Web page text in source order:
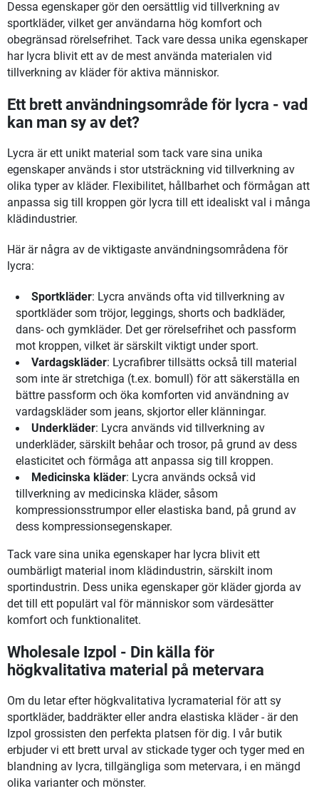
Dessa egenskaper gör den oersättlig vid tillverkning av
sportkläder, vilket ger användarna hög komfort och
obegränsad rörelsefrihet. Tack vare dessa unika egenskaper
har lycra blivit ett av de mest använda materialen vid
tillverkning av kläder för aktiva människor.
Ett brett användningsområde för lycra - vad
kan man sy av det?
Lycra är ett unikt material som tack vare sina unika
egenskaper används i stor utsträckning vid tillverkning av
olika typer av kläder. Flexibilitet, hållbarhet och förmågan att
anpassa sig till kroppen gör lycra till ett idealiskt val i många
klädindustrier.
Här är några av de viktigaste användningsområdena för
lycra:
Sportkläder: Lycra används ofta vid tillverkning av
sportkläder som tröjor, leggings, shorts och badkläder,
dans- och gymkläder. Det ger rörelsefrihet och passform
mot kroppen, vilket är särskilt viktigt under sport.
Vardagskläder: Lycrafibrer tillsätts också till material
som inte är stretchiga (t.ex. bomull) för att säkerställa en
bättre passform och öka komforten vid användning av
vardagskläder som jeans, skjortor eller klänningar.
Underkläder: Lycra används vid tillverkning av
underkläder, särskilt behåar och trosor, på grund av dess
elasticitet och förmåga att anpassa sig till kroppen.
Medicinska kläder: Lycra används också vid
tillverkning av medicinska kläder, såsom
kompressionsstrumpor eller elastiska band, på grund av
dess kompressionsegenskaper.
Tack vare sina unika egenskaper har lycra blivit ett
oumbärligt material inom klädindustrin, särskilt inom
sportindustrin. Dess unika egenskaper gör kläder gjorda av
det till ett populärt val för människor som värdesätter
komfort och funktionalitet.
Wholesale Izpol - Din källa för
högkvalitativa material på metervara
Om du letar efter högkvalitativa lycramaterial för att sy
sportkläder, baddräkter eller andra elastiska kläder - är den
Izpol grossisten den perfekta platsen för dig. I vår butik
erbjuder vi ett brett urval av stickade tyger och tyger med en
blandning av lycra, tillgängliga som metervara, i en mängd
olika varianter och mönster.